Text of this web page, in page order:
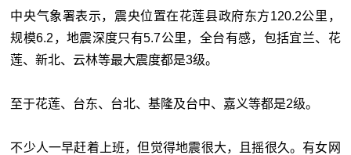
中央气象署表示，震央位置在花莲县政府东方120.2公里，
规模6.2，地震深度只有5.7公里，全台有感，包括宜兰、花
莲、新北、云林等最大震度都是3级。
至于花莲、台东、台北、基隆及台中、嘉义等都是2级。
不少人一早赶着上班，但觉得地震很大，且摇很久。有女网